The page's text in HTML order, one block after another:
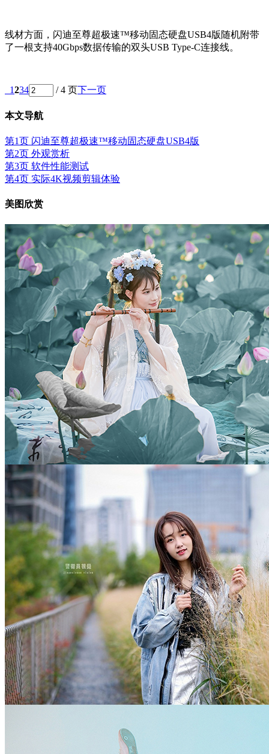
线材方面，闪迪至尊超极速™移动固态硬盘USB4版随机附带
了一根支持40Gbps数据传输的双头USB Type-C连接线。
1234 / 4 页下一页
本文导航
第1页 闪迪至尊超极速™移动固态硬盘USB4版
第2页 外观赏析
第3页 软件性能测试
第4页 实际4K视频剪辑体验
美图欣赏